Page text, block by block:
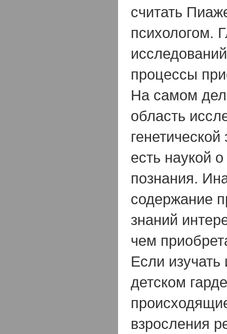
считать
психологом.
процессы
На самом
область
есть наукой
познания.
содержание
знаний
чем
Если
детском
взросления